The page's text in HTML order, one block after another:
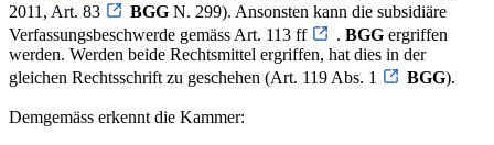
2011, Art. 83
BGG N. 299). Ansonsten kann die subsidiäre
Verfassungsbeschwerde gemäss Art. 113 ff
. BGG ergriffen
werden. Werden beide Rechtsmittel ergriffen, hat dies in der
gleichen Rechtsschrift zu geschehen (Art. 119 Abs. 1
BGG).
Demgemäss erkennt die Kammer: